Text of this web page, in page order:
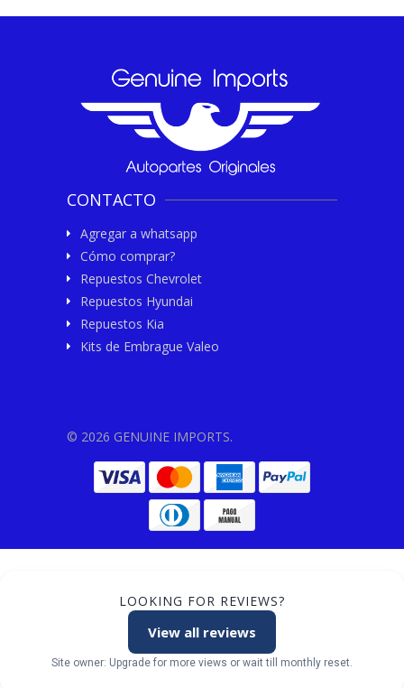
CONTACTO
Agregar a whatsapp
Cómo comprar?
Repuestos Chevrolet
Repuestos Hyundai
Repuestos Kia
Kits de Embrague Valeo
© 2026 GENUINE IMPORTS.
LOOKING FOR REVIEWS?
View all reviews
Site owner: Upgrade for more views or wait till monthly reset.